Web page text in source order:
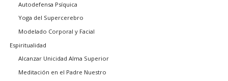
Autodefensa Psíquica
Yoga del Supercerebro
Modelado Corporal y Facial
Espiritualidad
Alcanzar Unicidad Alma Superior
Meditación en el Padre Nuestro